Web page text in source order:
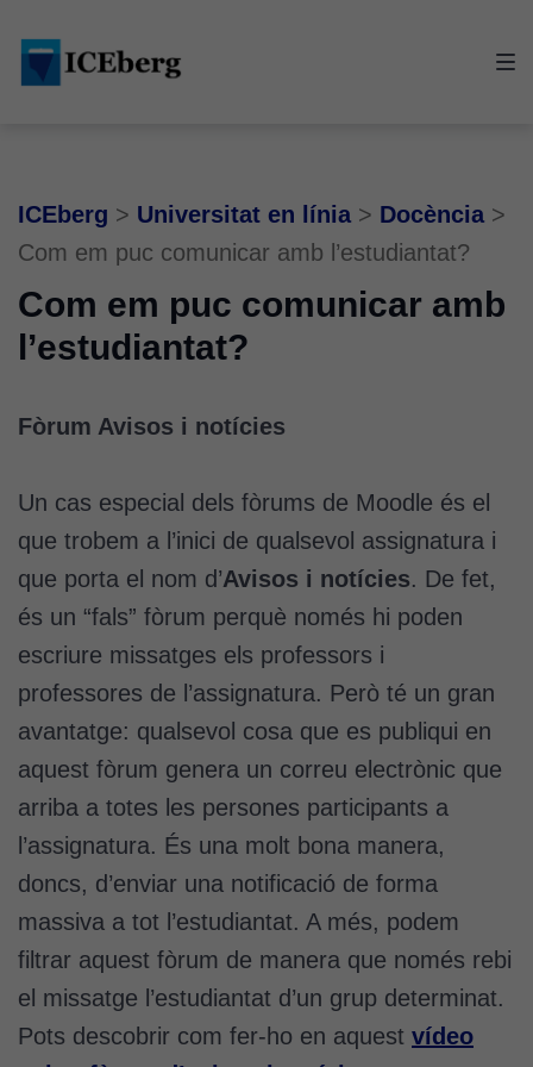
main
content
footer
ICEberg > Universitat en línia > Docència >
Com em puc comunicar amb l’estudiantat?
Com em puc comunicar amb
l’estudiantat?
Fòrum Avisos i notícies
Un cas especial dels fòrums de Moodle és el
que trobem a l’inici de qualsevol assignatura i
que porta el nom d’Avisos i notícies. De fet,
és un “fals” fòrum perquè només hi poden
escriure missatges els professors i
professores de l’assignatura. Però té un gran
avantatge: qualsevol cosa que es publiqui en
aquest fòrum genera un correu electrònic que
arriba a totes les persones participants a
l’assignatura. És una molt bona manera,
doncs, d’enviar una notificació de forma
massiva a tot l’estudiantat. A més, podem
filtrar aquest fòrum de manera que només rebi
el missatge l’estudiantat d’un grup determinat.
Pots descobrir com fer-ho en aquest vídeo